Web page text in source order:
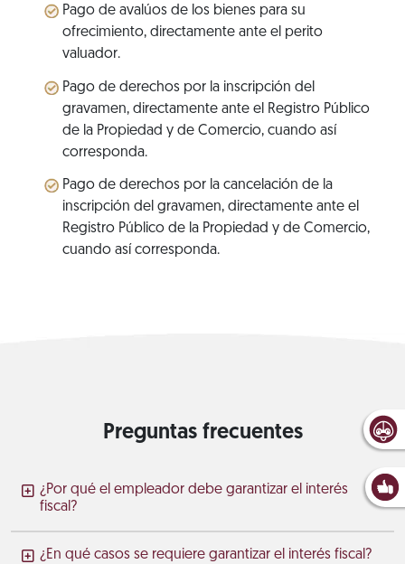
Pago de avalúos de los bienes para su
ofrecimiento, directamente ante el perito
valuador.
Pago de derechos por la inscripción del
gravamen, directamente ante el Registro Público
de la Propiedad y de Comercio, cuando así
corresponda.
Pago de derechos por la cancelación de la
inscripción del gravamen, directamente ante el
Registro Público de la Propiedad y de Comercio,
cuando así corresponda.
Preguntas frecuentes
¿Por qué el empleador debe garantizar el interés
fiscal?
¿En qué casos se requiere garantizar el interés fiscal?